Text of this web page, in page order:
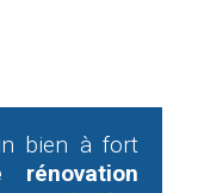
bien à fort